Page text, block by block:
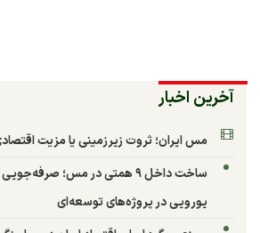
آخرین اخبار
مس ایران؛ ثروت زیرزمینی یا مزیت
یورویی در پروژه‌های توسعه‌ای